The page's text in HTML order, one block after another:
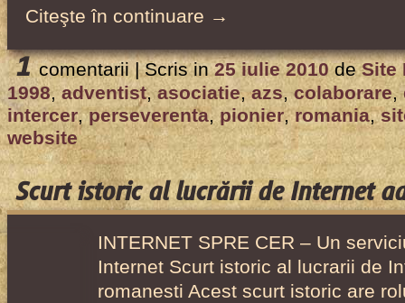
Citeşte în continuare →
1 comentarii |Scris in 25 iulie 2010 de Site
1998,adventist,asociatie,azs,colaborare,
intercer,perseverenta,pionier,romania,
website
Scurt istoric al lucrării de Internet
INTERNET SPRE CER – Un
Internet Scurt istoric al lucrarii de
romanesti Acest scurt istoric are